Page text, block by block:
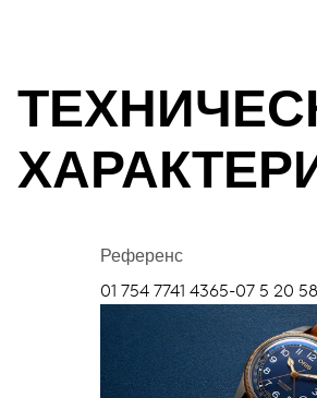
Референс
01 754 7741 4365-07 5 20 58